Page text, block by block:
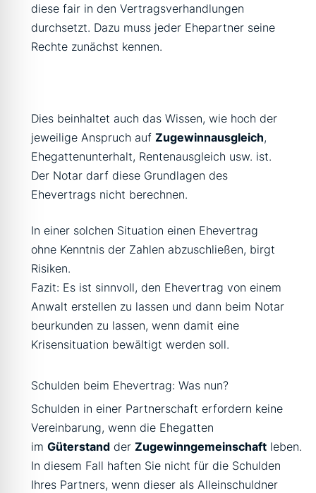
diese fair in den Vertragsverhandlungen
durchsetzt. Dazu muss jeder Ehepartner seine
Rechte zunächst kennen.
Dies beinhaltet auch das Wissen, wie hoch der
jeweilige Anspruch aufZugewinnausgleich,
Ehegattenunterhalt, Rentenausgleich usw. ist.
Der Notar darf diese Grundlagen des
Ehevertrags nicht berechnen.
In einer solchen Situation einen Ehevertrag
ohne Kenntnis der Zahlen abzuschließen, birgt
Risiken.
Fazit: Es ist sinnvoll, den Ehevertrag von einem
Anwalt erstellen zu lassen und dann beim Notar
beurkunden zu lassen, wenn damit eine
Krisensituation bewältigt werden soll.
Schulden beim Ehevertrag: Was nun?
Schulden in einer Partnerschaft erfordern keine
Vereinbarung, wenn die Ehegatten
imGüterstand derZugewinngemeinschaft leben.
In diesem Fall haften Sie nicht für die Schulden
Ihres Partners, wenn dieser als Alleinschuldner